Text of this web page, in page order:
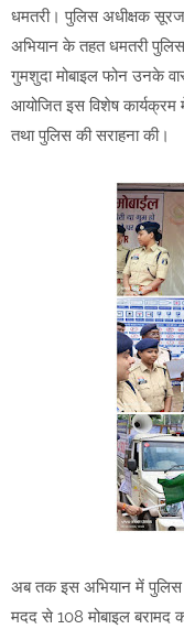
धमतरी। पुलिस अधीक्षक सूरज
अभियान के तहत धमतरी
गुमशुदा मोबाइल फोन उनके
आयोजित इस विशेष कार्यक्रम
तथा पुलिस की सराहना की।
अब तक इस अभियान में पुलिस
मदद से 108 मोबाइल बरामद